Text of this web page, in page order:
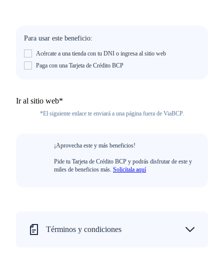
Para usar este beneficio:
Acércate a una tienda con tu DNI o ingresa al sitio web
Paga con una Tarjeta de Crédito BCP
Ir al sitio web*
*El siguiente enlace te enviará a una página fuera de ViaBCP.
¡Aprovecha este y más beneficios!
Pide tu Tarjeta de Crédito BCP y podrás disfrutar de este y
miles de beneficios más. Solicítala aquí
Términos y condiciones